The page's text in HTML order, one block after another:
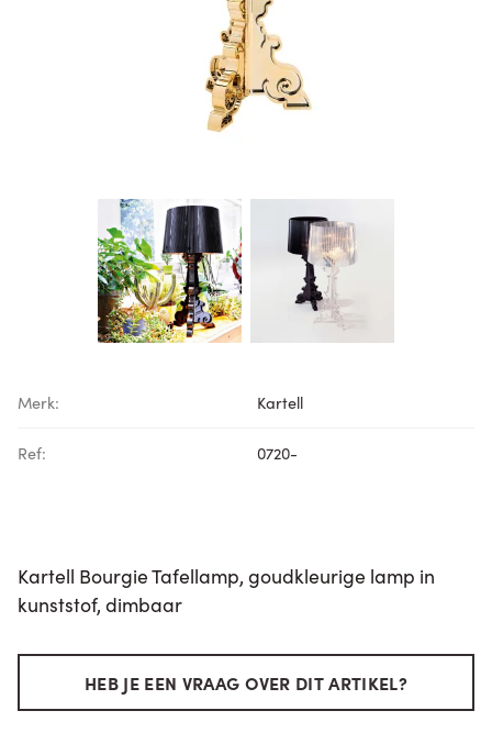
Merk: Kartell
Ref: 0720-
Kartell Bourgie Tafellamp, goudkleurige lamp in
kunststof, dimbaar
HEB JE EEN VRAAG OVER DIT ARTIKEL?